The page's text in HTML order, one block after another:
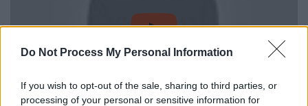
Do Not Process My Personal Information
If you wish to opt-out of the sale, sharing to third parties, or
processing of your personal or sensitive information for